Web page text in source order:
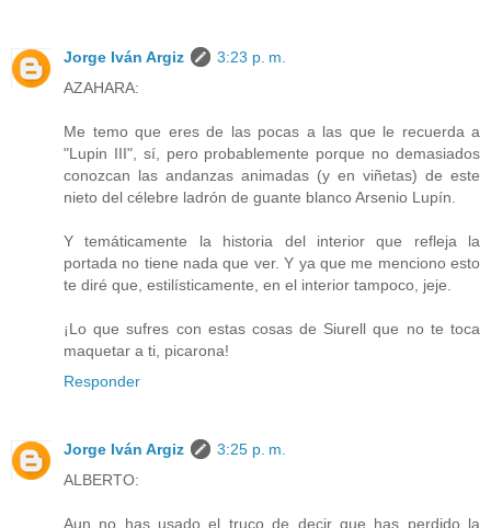
Jorge Iván Argiz
3:23 p. m.
AZAHARA:
Me temo que eres de las pocas a las que le recuerda a
"Lupin III", sí, pero probablemente porque no demasiados
conozcan las andanzas animadas (y en viñetas) de este
nieto del célebre ladrón de guante blanco Arsenio Lupín.
Y temáticamente la historia del interior que refleja la
portada no tiene nada que ver. Y ya que me menciono esto
te diré que, estilísticamente, en el interior tampoco, jeje.
¡Lo que sufres con estas cosas de Siurell que no te toca
maquetar a ti, picarona!
Responder
Jorge Iván Argiz
3:25 p. m.
ALBERTO:
Aun no has usado el truco de decir que has perdido la